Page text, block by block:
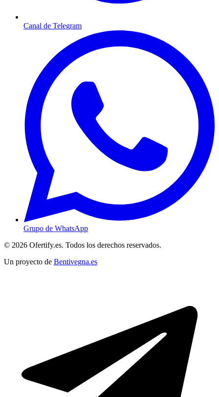
Canal de Telegram
Grupo de WhatsApp
© 2026 Ofertify.es. Todos los derechos reservados.
Un proyecto de Bentivegna.es